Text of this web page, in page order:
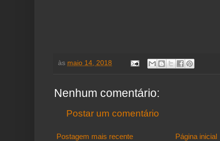
às maio 14, 2018
Nenhum comentário:
Postar um comentário
Postagem mais recente Página inicial